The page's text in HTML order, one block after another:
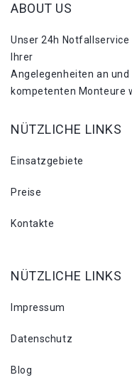
ABOUT US
Unser 24h
Ihrer
Angelegenheiten an
kompetenten Monteure
NÜTZLICHE LINKS
Einsatzgebiete
Preise
Kontakte
NÜTZLICHE LINKS
Impressum
Datenschutz
Blog